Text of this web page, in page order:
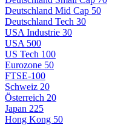
Deutschland Mid Cap 50
Deutschland Tech 30
USA Industrie 30
USA 500
US Tech 100
Eurozone 50
FTSE-100
Schweiz 20
Österreich 20
Japan 225
Hong Kong 50